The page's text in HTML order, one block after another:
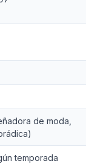
de moda,
temporada